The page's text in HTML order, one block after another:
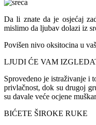
Da li znate da je osjećaj
mislimo da ljubav dolazi iz
Povišen nivo oksitocina u
LJUDI ĆE VAM
Sprovedeno je istraživanje i
privlačnost, dok su drugoj
su davale veće ocjene
BIĆETE ŠIROKE RUKE